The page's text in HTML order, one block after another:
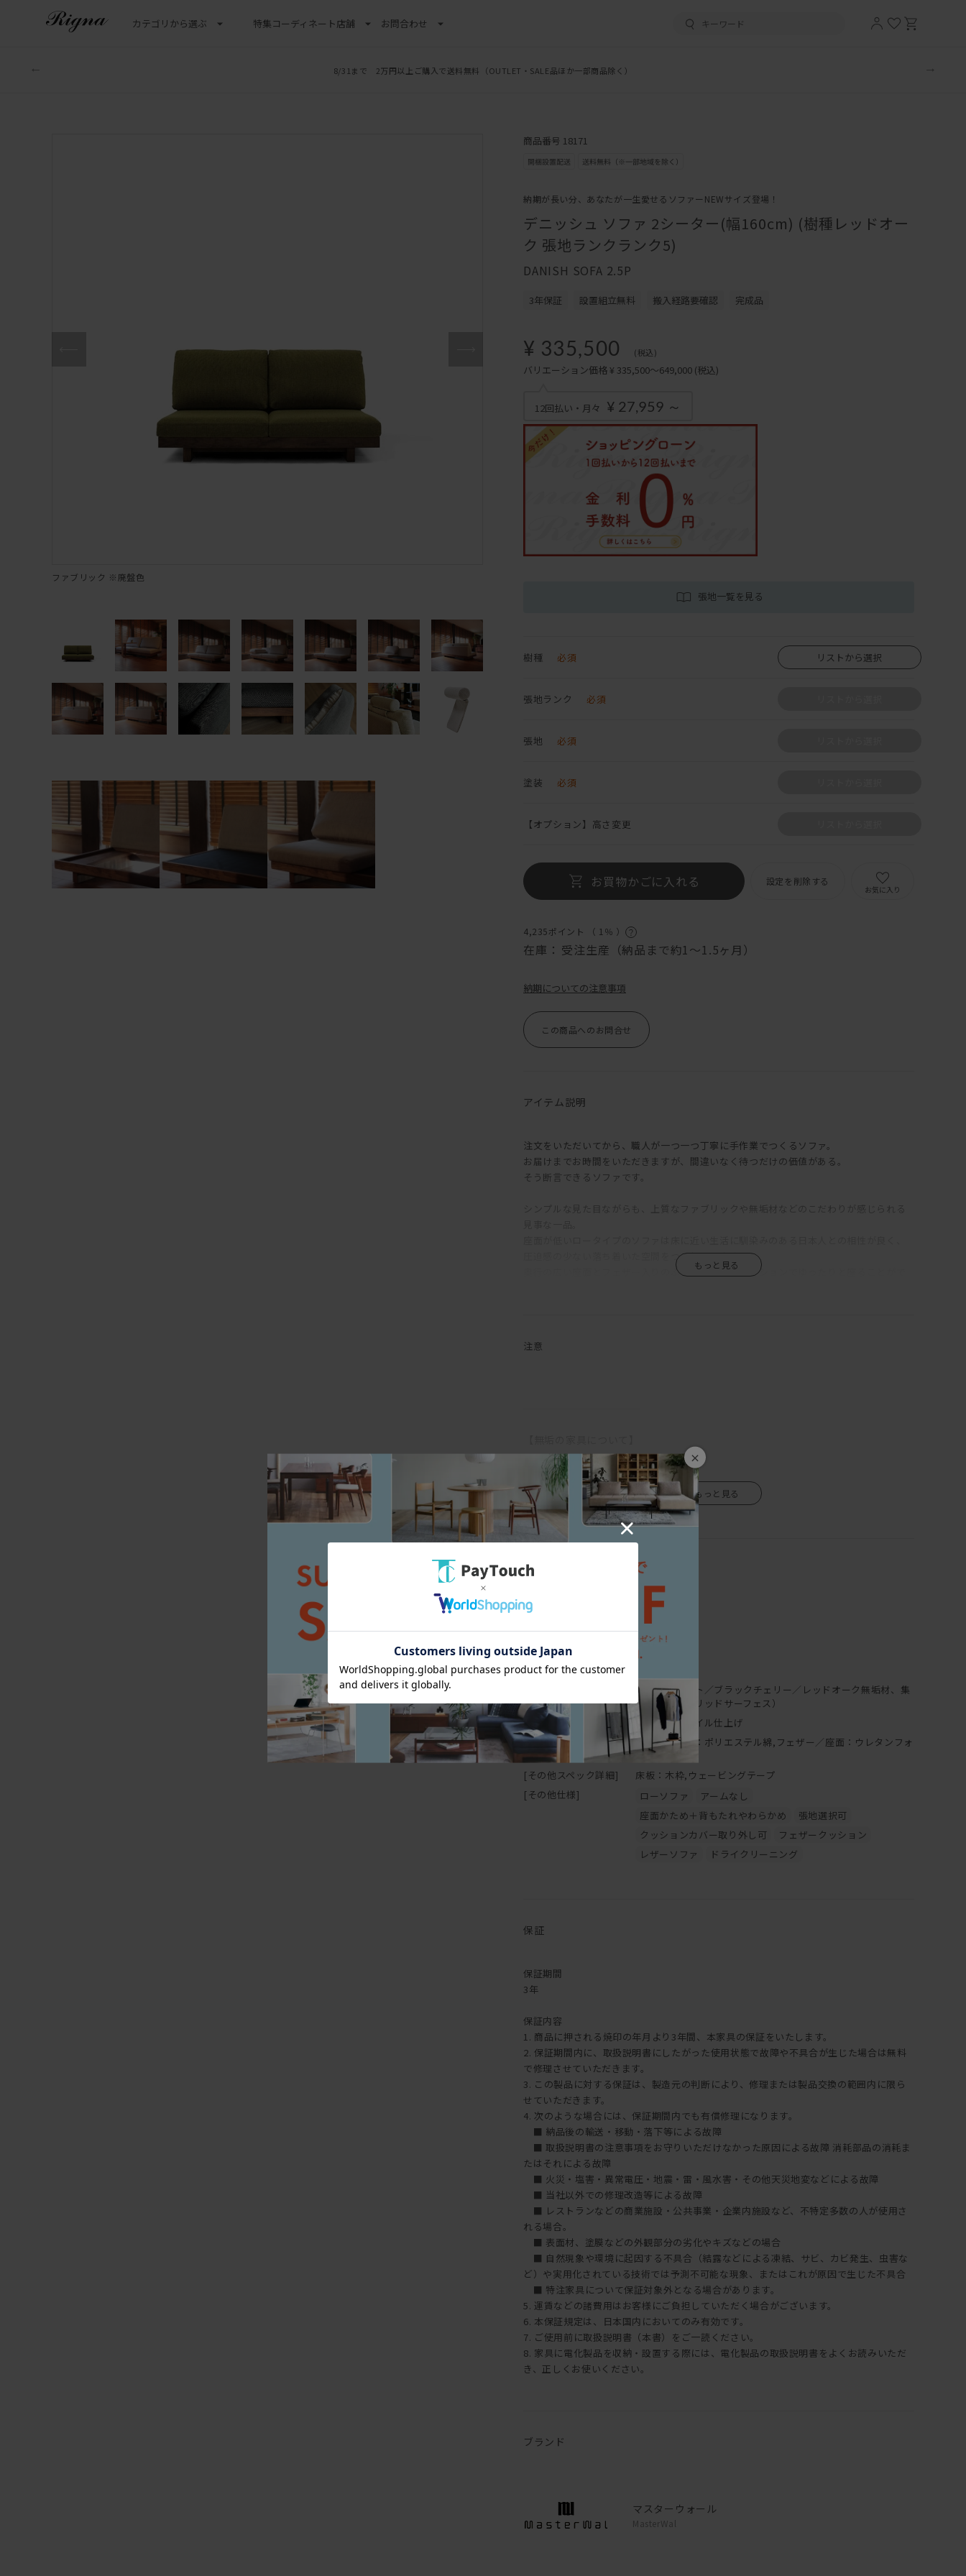
カテゴリから選ぶ 特集コーディネート店舗 お問合わせ
×
8/31まで 2万円以上ご購入で送料無料 （OUTLET・SALE品ほか一部商品除く）
ファブリック ※廃盤色
商品番号 18171
納期が長い分、あなたが一生愛せるソファーNEWサイズ登場！
デニッシュ ソファ 2シーター(幅160cm) (樹種レッドオー
ク 張地ランクランク5)
DANISH SOFA 2.5P
3年保証 設置組立無料 搬入経路要確認 完成品
¥ 335,500 (税込)
バリエーション価格 ¥ 335,500～649,000 (税込)
12回払い・月々 ¥ 27,959 ～
張地一覧を見る
樹種 必須 リストから選択
張地ランク 必須
張地 必須
塗装 必須
【オプション】高さ変更
お買物かごに入れる 設定を削除する
お気に入り
4,235ポイント （ 1％ ）
在庫： 受注生産（納品まで約1～1.5ヶ月）
納期についての注意事項
この商品へのお問合せ
アイテム説明
注文をいただいてから、職人が一つ一つ丁寧に手作業でつくるソファ。
お届けまでお時間をいただきますが、間違いなく待つだけの価値がある。
そう断言できるソファです。
圧迫感の少ない落ち着いた空間をつくりだします。
奥行の広い座面とフェザー入りのふっくらした背クッションでゆったりと座ることがで
「汚れが心配」という方もご安心を。
日本伝統の意地をかけて純日本製を守り抜き見事に完成したこのソファは、100年後のア
ンティークという言葉に相応しい家具です。
一生モノのソファをお探しの方にはうってつけのアイテムです。
座り心地、実用性、センスのどれをとっても一流のDANISH（デニッシュ）ソファ。
自信を持っておすすめいたします。
こちら
注意
無垢の木は家具になっても生きているので、湿気を吸ったり吐いたりし、伸び縮みをしま
す。
そのため、ご使用になる環境や気候によって、反りや割れが生じる場合がありますので、
温度や湿度の急激な変化のない場所、乾燥する季節には加湿器などの使用をおすすめし
ます。
エアコンの吹き出し口の近くや直射日光も同様に避けて下さい。
また、高温・多湿の部屋でのご使用は、カビ・ダニが発生し健康を害する原因になりま
すので、部屋の換気を十分にして下さい。
直接硬いものや濡れたもの、熱をもったものを置くと、シミや変色の原因になりますの
【オイル仕上げの家具について】
マスターウォールの家具の大半は無垢材の保護としてオイルを塗布することで、木本来
がもつ自然に近い 風合いや質感を生かした仕上げとなっております。
木の表面に塗膜を作らないため、直射日光による日焼けをしやすく、 傷・水分によるシ
の風合い・味わいとも言えます。
普段のお手入れは乾拭きで十分ですが、定期的にオイルを上塗りするメンテナンスを行
1年に1回程度を目安としてオイルメンテナンスを行うことで、時間の経過とともに深い
メンテナンスキットのご購入は
こちら
【ご注意】ウレタン塗装・突板の製品にはご使用できません。
スペック
[幅(W)]
160cm
[奥行(D)]
90cm
[高さ(H)]
67cm
[座面高さ(SH)]
ウォールナット／ブラックチェリー／レッドオーク無垢材、集
成無垢材（ソリッドサーフェス）
[塗装]
フレーム：オイル仕上げ
[クッション中身]
背クッション：ポリエステル綿,フェザー／座面：ウレタンフォ
ーム
[その他スペック詳細]
床板：木枠,ウェービングテープ
[その他仕様]
ローソファ
アームなし
座面かため＋背もたれやわらかめ
張地選択可
クッションカバー取り外し可
フェザークッション
レザーソファ
ドライクリーニング
保証
保証期間
3年
保証内容
1. 商品に押される焼印の年月より3年間、本家具の保証をいたします。
2. 保証期間内に、取扱説明書にしたがった使用状態で故障や不具合が生じた場合は無料
で修理させていただきます。
3. この製品に対する保証は、製造元の判断により、修理または製品交換の範囲内に限ら
せていただきます。
4. 次のような場合には、保証期間内でも有償修理になります。
■ 納品後の輸送・移動・落下等による故障
■ 取扱説明書の注意事項をお守りいただけなかった原因による故障 消耗部品の消耗ま
たはそれによる故障
■ 火災・塩害・異常電圧・地震・雷・風水害・その他天災地変などによる故障
■ 当社以外での修理改造等による故障
■ レストランなどの商業施設・公共事業・企業内施設など、不特定多数の人が使用さ
れる場合。
■ 表面材、塗膜などの外観部分の劣化やキズなどの場合
■ 自然現象や環境に起因する不具合（結露などによる凍結、サビ、カビ発生、虫害な
ど）や実用化されている技術では予測不可能な現象、またはこれが原因で生じた不具合
■ 特注家具について保証対象外となる場合があります。
5. 運賃などの諸費用はお客様にご負担していただく場合がございます。
6. 本保証規定は、日本国内においてのみ有効です。
7. ご使用前に取扱説明書（本書）をご一読ください。
8. 家具に電化製品を収納・設置する際には、電化製品の取扱説明書をよくお読みいただ
き、正しくお使いください。
ブランド
マスターウォール
MasterWal